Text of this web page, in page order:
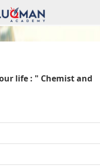
life : " Chemist and